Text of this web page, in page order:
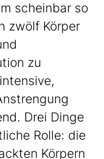
scheinbar so
zwölf Körper
zu
Drei Dinge
Rolle: die
Körpern